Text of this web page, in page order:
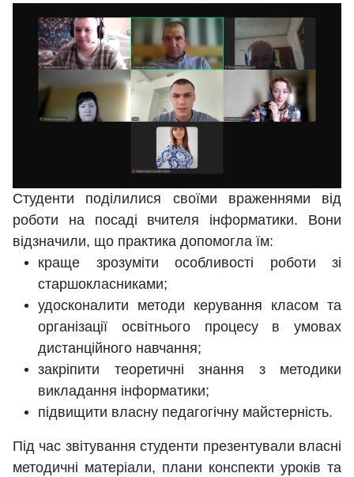
Студенти поділилися своїми враженнями від
роботи на посаді вчителя інформатики. Вони
відзначили, що практика допомогла їм:
краще зрозуміти особливості роботи зі
старшокласниками;
удосконалити методи керування класом та
організації освітнього процесу в умовах
дистанційного навчання;
закріпити теоретичні знання з методики
викладання інформатики;
підвищити власну педагогічну майстерність.
Під час звітування студенти презентували власні
методичні матеріали, плани конспекти уроків та